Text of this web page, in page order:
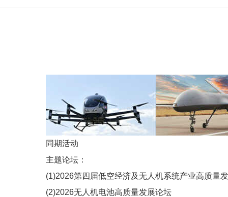
同期活动
主题论坛：
(1)2026第四届低空经济及无人机系统产业高质量
(2)2026无人机电池高质量发展论坛